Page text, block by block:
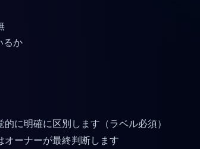
るか
に明確に区別します（ラベル必須）
オーナーが最終判断します